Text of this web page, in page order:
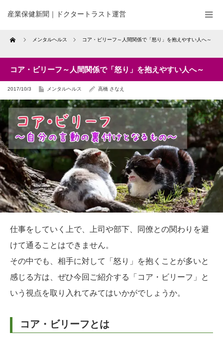
産業保健新聞｜ドクタートラスト運営
Home メンタルヘルス コア・ビリーフ～人間関係で「怒り」を抱えやすい人へ～
コア・ビリーフ～人間関係で「怒り」を抱えやすい人へ～
2017/10/3 メンタルヘルス 高橋 さなえ
仕事をしていく上で、上司や部下、同僚との関わりを避
けて通ることはできません。
その中でも、相手に対して「怒り」を抱くことが多いと
感じる方は、ぜひ今回ご紹介する「コア・ビリーフ」と
いう視点を取り入れてみてはいかがでしょうか。
コア・ビリーフとは